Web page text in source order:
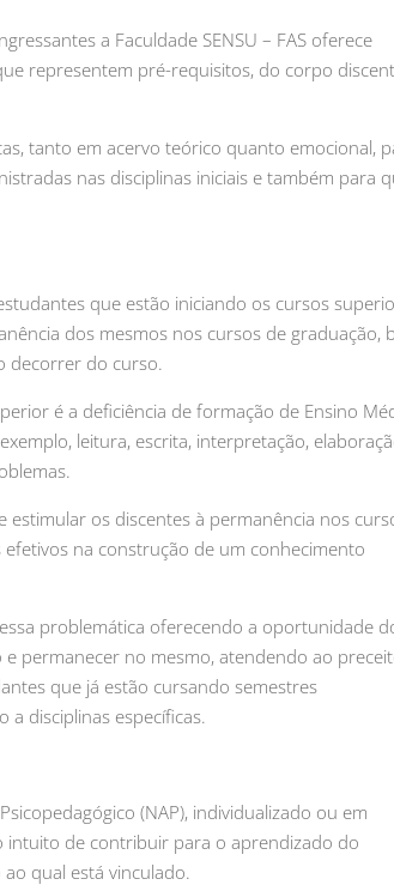
a Faculdade SENSU – FAS oferece
representem pré-requisitos, do corpo
tanto em acervo teórico quanto emocional,
nas disciplinas iniciais e também para
que estão iniciando os cursos
dos mesmos nos cursos de graduação,
decorrer do curso.
é a deficiência de formação de Ensino
leitura, escrita, interpretação,
estimular os discentes à permanência nos
na construção de um conhecimento
problemática oferecendo a oportunidade
permanecer no mesmo, atendendo ao
que já estão cursando semestres
disciplinas específicas.
(NAP), individualizado ou em
intuito de contribuir para o aprendizado do
qual está vinculado.